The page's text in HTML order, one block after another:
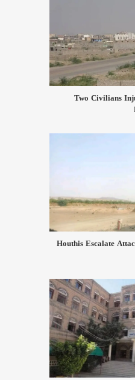
Two Civilians
Houthis Escalate